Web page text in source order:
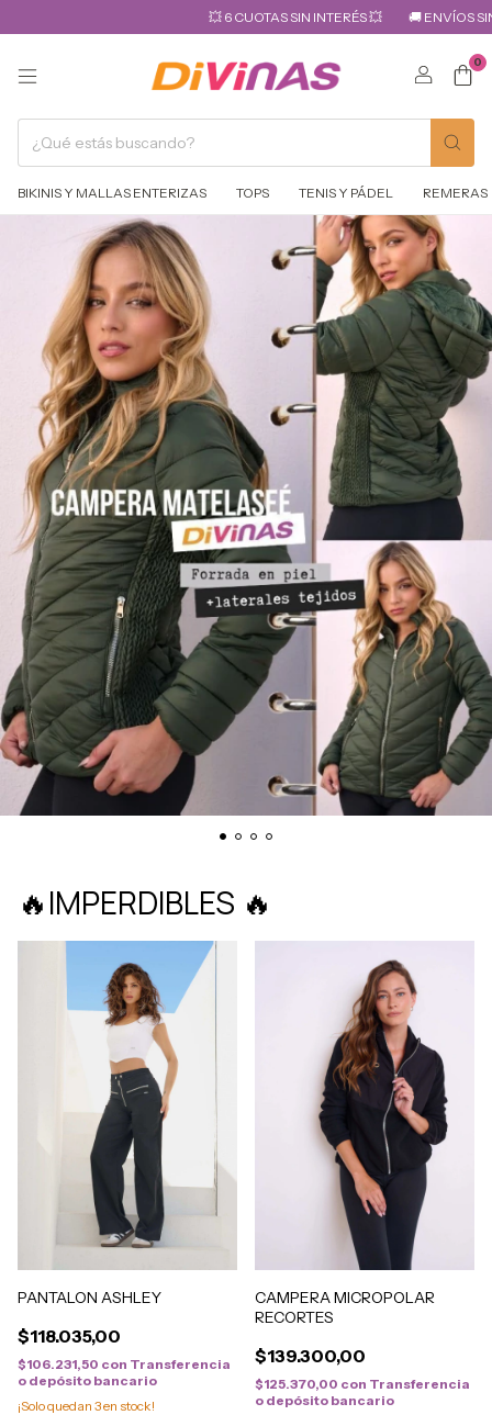
💥 6 CUOTAS SIN INTERÉS 💥 🚚 ENVÍOS SIN
0
BIKINIS Y MALLAS ENTERIZAS TOPS TENIS Y PÁDEL REMERAS
🔥IMPERDIBLES 🔥
PANTALON ASHLEY
$118.035,00
$106.231,50 con Transferencia
o depósito bancario
¡Solo quedan 3en stock!
CAMPERA MICROPOLAR
RECORTES
$139.300,00
$125.370,00 con Transferencia
o depósito bancario